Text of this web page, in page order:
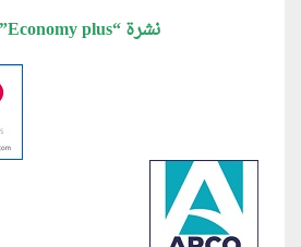
نشرة “Economy plus” برعاية